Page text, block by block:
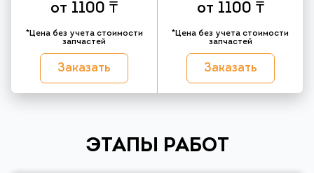
от 1100 ₸
*Цена без учета стоимости
запчастей
Заказать
от 1100 ₸
*Цена без учета стоимости
запчастей
Заказать
ЭТАПЫ РАБОТ